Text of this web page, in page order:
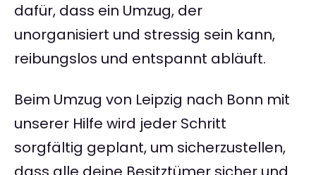
dafür, dass ein Umzug, der
unorganisiert und stressig sein kann,
reibungslos und entspannt abläuft.
Beim Umzug von Leipzig nach Bonn mit
unserer Hilfe wird jeder Schritt
sorgfältig geplant, um sicherzustellen,